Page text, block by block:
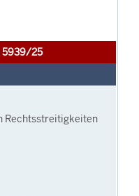
5939/25
Rechtsstreitigkeiten